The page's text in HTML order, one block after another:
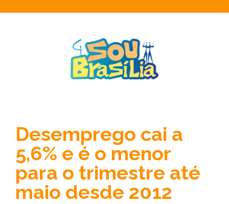
Desemprego cai a
5,6% e é o menor
para o trimestre até
maio desde 2012